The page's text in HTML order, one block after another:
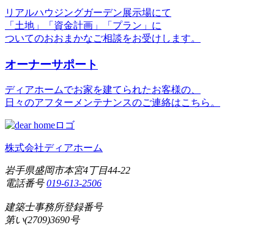
リアルハウジングガーデン展示場にて
「土地」「資金計画」「プラン」に
ついてのおおまかなご相談をお受けします。
オーナーサポート
ディアホームでお家を建てられたお客様の、
日々のアフターメンテナンスのご連絡はこちら。
株式会社ディアホーム
岩手県盛岡市本宮4丁目44-22
電話番号019-613-2506
建築士事務所登録番号
第い(2709)3690号